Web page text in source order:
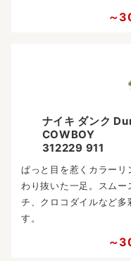
～
ナイキ ダンク
COWBOY
312229 911
ぱっと目を惹くカラー
わり抜いた一足。スムー
チ、クロコダイルなど
す。
～